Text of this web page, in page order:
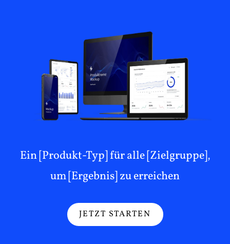
Ein [Produkt-Typ] für alle [Zielgruppe],
um [Ergebnis] zu erreichen
JETZT STARTEN